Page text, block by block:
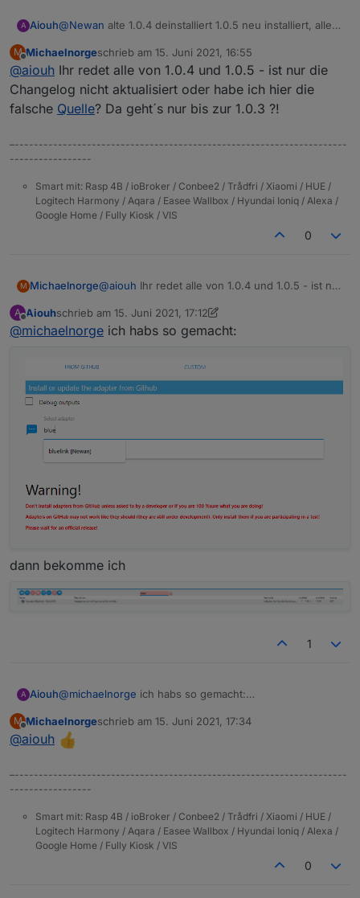
A Aiouh@Newan alte 1.0.4 deinstalliert 1.0.5 neu installiert, alles
M
Offline
Michaelnorgeschrieb am 15. Juni 2021, 16:55
zuletzt editiert von
@aiouh Ihr redet alle von 1.0.4 und 1.0.5 - ist nur die
Changelog nicht aktualisiert oder habe ich hier die
falsche Quelle? Da geht´s nur bis zur 1.0.3 ?!
–---------------------------------------------------------------------
-----------------
Smart mit: Rasp 4B / ioBroker / Conbee2 / Trådfri / Xiaomi / HUE /
Logitech Harmony / Aqara / Easee Wallbox / Hyundai Ioniq / Alexa /
Google Home / Fully Kiosk / VIS
0
M Michaelnorge@aiouh Ihr redet alle von 1.0.4 und 1.0.5 - ist nur
hier die falscheQuelle? Da geht´s nur bis zur
1.0.3 ?!
A
Offline
Aiouhschrieb am 15. Juni 2021, 17:12
zuletzt editiert von Aiouh
@michaelnorge ich habs so gemacht:
dann bekomme ich
1
A Aiouh@michaelnorge ich habs so gemacht:
M
Offline
Michaelnorgeschrieb am 15. Juni 2021, 17:34
zuletzt editiert von
@aiouh
–---------------------------------------------------------------------
-----------------
Smart mit: Rasp 4B / ioBroker / Conbee2 / Trådfri / Xiaomi / HUE /
Logitech Harmony / Aqara / Easee Wallbox / Hyundai Ioniq / Alexa /
Google Home / Fully Kiosk / VIS
0